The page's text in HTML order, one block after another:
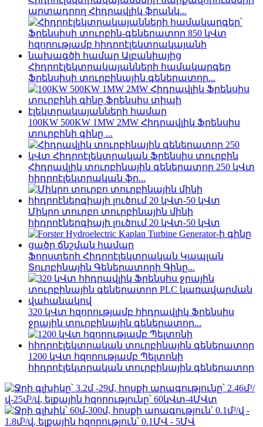
արտադրող Հիդրավլիկ ֆրանկ...
Հիդրոէլեկտրակայանների համակարգեր
Ֆրենսիսի տուրբինային գեներատոր...
100KW 500KW 1MW 2MW Հիդրավլիկ Ֆրենսիս
տուրբինի գինը ...
Հիդրավլիկ տուրբինային գեներատոր 250 կՎտ
հիդրոէլեկտրական ֆր...
Միկրո տուրբո տուրբինային մինի
հիդրոէներգիայի լուծում 20 կՎտ-50 կՎտ
Ֆորստերի Հիդրոէլեկտրական Կապլան
Տուրբինային Գեներատորի Գինը...
320 կՎտ հզորությամբ հիդրավլիկ Ֆրենսիս
ջրային տուրբինային գեներատոր...
1200 կՎտ հզորությամբ Պելտոնի
հիդրոէլեկտրական տուրբինային գեներատոր